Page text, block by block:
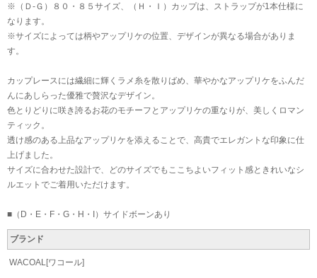
※（Ｄ-Ｇ）８０・８５サイズ、（Ｈ・Ｉ）カップは、ストラップが1本仕様に
なります。
※サイズによっては柄やアップリケの位置、デザインが異なる場合がありま
す。
カップレースには繊細に輝くラメ糸を散りばめ、華やかなアップリケをふんだ
んにあしらった優雅で贅沢なデザイン。
色とりどりに咲き誇るお花のモチーフとアップリケの重なりが、美しくロマン
ティック。
透け感のある上品なアップリケを添えることで、高貴でエレガントな印象に仕
上げました。
サイズに合わせた設計で、どのサイズでもここちよいフィット感ときれいなシ
ルエットでご着用いただけます。
■（D・E・F・G・H・I）サイドボーンあり
ブランド
WACOAL[ワコール]